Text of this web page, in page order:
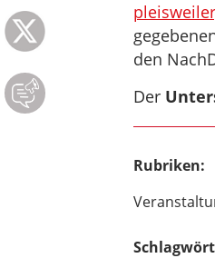
den
Der
Rubriken: